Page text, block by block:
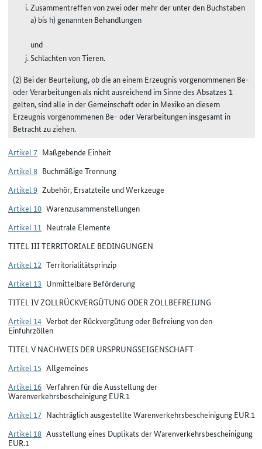
Zusammentreffen von zwei oder mehr der unter den Buchstaben
a) bis h) genannten Behandlungen
und
Schlachten von Tieren.
(2) Bei der Beurteilung, ob die an einem Erzeugnis vorgenommenen Be-
oder Verarbeitungen als nicht ausreichend im Sinne des Absatzes 1
gelten, sind alle in der Gemeinschaft oder in Mexiko an diesem
Erzeugnis vorgenommenen Be- oder Verarbeitungen insgesamt in
Betracht zu ziehen.
Artikel 7 Maßgebende Einheit
Artikel 8 Buchmäßige Trennung
Artikel 9 Zubehör, Ersatzteile und Werkzeuge
Artikel 10 Warenzusammenstellungen
Artikel 11 Neutrale Elemente
TITEL III TERRITORIALE BEDINGUNGEN
Artikel 12 Territorialitätsprinzip
Artikel 13 Unmittelbare Beförderung
TITEL IV ZOLLRÜCKVERGÜTUNG ODER ZOLLBEFREIUNG
Artikel 14 Verbot der Rückvergütung oder Befreiung von den
Einfuhrzöllen
TITEL V NACHWEIS DER URSPRUNGSEIGENSCHAFT
Artikel 15 Allgemeines
Artikel 16 Verfahren für die Ausstellung der
Warenverkehrsbescheinigung EUR.1
Artikel 17 Nachträglich ausgestellte Warenverkehrsbescheinigung EUR.1
Artikel 18 Ausstellung eines Duplikats der Warenverkehrsbescheinigung
EUR.1